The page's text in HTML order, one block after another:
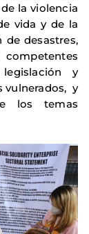
la violencia
vida y de la
desastres,
y
vulnerados, y
los temas